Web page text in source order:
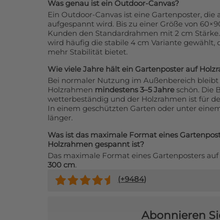
50x210 cm:169,99€
50x230 cm:184,99€ 50x240
50x250 cm:199,99€
50x270 cm:214,99€
50x290 cm:229,99€
60x70 cm:74,99€
60x90 cm: jetzt 83,99€
Was genau ist ein Outdoor-Canvas?
Ein Outdoor-Canvas ist eine Gartenposter, die
aufgespannt wird. Bis zu einer Größe von
Kunden den Standardrahmen mit 2 cm
wird häufig die stabile 4 cm Variante gewählt,
mehr Stabilität bietet.
Wie viele Jahre hält ein Gartenposter auf
Bei normaler Nutzung im Außenbereich
Holzrahmen mindestens 3–5 Jahre schön. Die
wetterbeständig und der Holzrahmen ist für
In einem geschützten Garten oder unter
länger.
Was ist das maximale Format eines
Holzrahmen gespannt ist?
Das maximale Format eines Gartenposters
300 cm.
(+9484)
Abonnieren